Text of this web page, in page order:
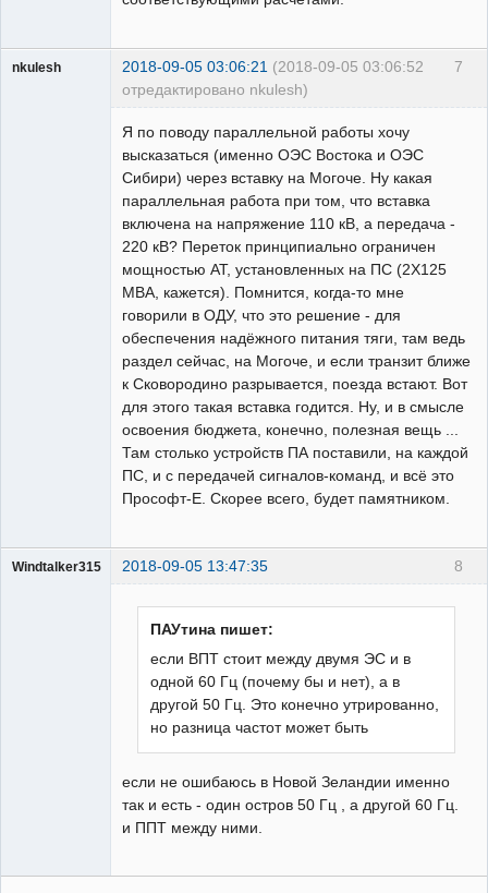
7
nkulesh 2018-09-05 03:06:21 (2018-09-05 03:06:52
отредактировано nkulesh)
Я по поводу параллельной работы хочу
высказаться (именно ОЭС Востока и ОЭС
Сибири) через вставку на Могоче. Ну какая
параллельная работа при том, что вставка
включена на напряжение 110 кВ, а передача -
220 кВ? Переток принципиально ограничен
мощностью АТ, установленных на ПС (2Х125
МВА, кажется). Помнится, когда-то мне
говорили в ОДУ, что это решение - для
обеспечения надёжного питания тяги, там ведь
раздел сейчас, на Могоче, и если транзит ближе
к Сковородино разрывается, поезда встают. Вот
для этого такая вставка годится. Ну, и в смысле
освоения бюджета, конечно, полезная вещь ...
Там столько устройств ПА поставили, на каждой
ПС, и с передачей сигналов-команд, и всё это
Прософт-Е. Скорее всего, будет памятником.
8
Windtalker315 2018-09-05 13:47:35
ПАУтина пишет:
если ВПТ стоит между двумя ЭС и в
одной 60 Гц (почему бы и нет), а в
другой 50 Гц. Это конечно утрированно,
но разница частот может быть
если не ошибаюсь в Новой Зеландии именно
так и есть - один остров 50 Гц , а другой 60 Гц.
и ППТ между ними.